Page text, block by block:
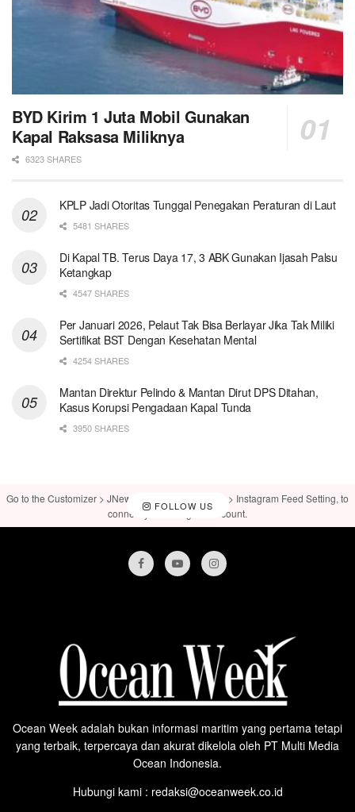
BYD Kirim 1 Juta Mobil Gunakan
Kapal Raksasa Miliknya
6323 SHARES
KPLP Jadi Otoritas Tunggal Penegakan Peraturan di Laut
5481 SHARES
Di Kapal TB. Terus Daya 17, 3 ABK Gunakan Ijasah Palsu
Ketangkap
4547 SHARES
Per Januari 2026, Pelaut Tak Bisa Berlayar Jika Tak Miliki
Sertifikat BST Dengan Kesehatan Mental
4254 SHARES
Mantan Direktur Pelindo & Mantan Dirut DPS Ditahan,
Kasus Korupsi Pengadaan Kapal Tunda
3950 SHARES
FOLLOW US
Go to the Customizer > JNews : Social, Like & View > Instagram Feed Setting, to
connect your Instagram account.
Ocean Week adalah bukan informasi maritim yang pertama tetapi
yang terbaik, terpercaya dan akurat dikelola oleh PT Multi Media
Ocean Indonesia.
Hubungi kami : redaksi@oceanweek.co.id